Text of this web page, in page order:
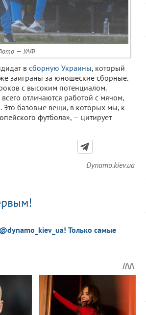
— УАФ
в сборную Украины, который
заиграны за юношеские сборные.
с высоким потенциалом.
отличаются работой с мячом,
Это базовые вещи, в которых мы, к
футбола», — цитирует
Dynamo.kiev.ua
Только самые